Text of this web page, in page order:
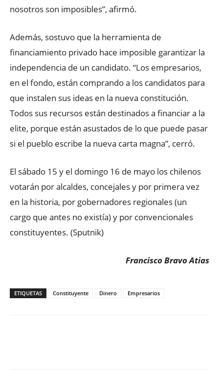
nosotros son imposibles”, afirmó.
Además, sostuvo que la herramienta de
financiamiento privado hace imposible garantizar la
independencia de un candidato. “Los empresarios,
en el fondo, están comprando a los candidatos para
que instalen sus ideas en la nueva constitución.
Todos sus recursos están destinados a financiar a la
elite, porque están asustados de lo que puede pasar
si el pueblo escribe la nueva carta magna”, cerró.
El sábado 15 y el domingo 16 de mayo los chilenos
votarán por alcaldes, concejales y por primera vez
en la historia, por gobernadores regionales (un
cargo que antes no existía) y por convencionales
constituyentes. (Sputnik)
Francisco Bravo Atias
ETIQUETAS Constituyente Dinero Empresarios